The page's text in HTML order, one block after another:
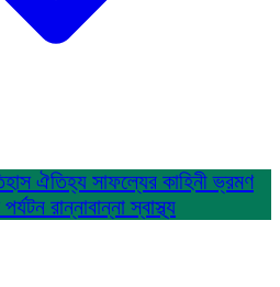
ঐতিহ্য সাফল্যের কাহিনীভ্রমণ
পর্যটন রান্নাবান্নাস্বাস্থ্য